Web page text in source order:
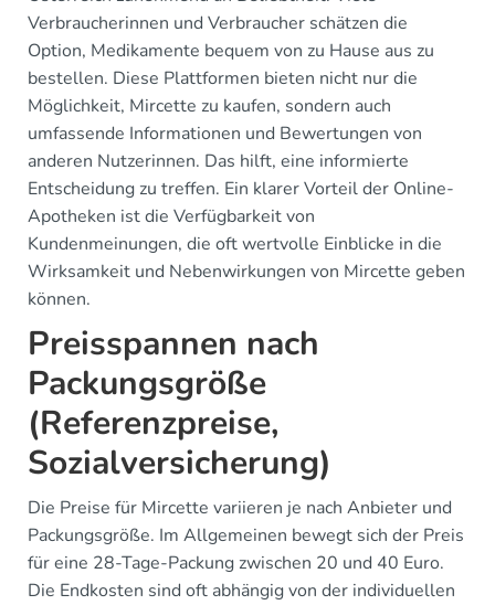
Verbraucherinnen und Verbraucher schätzen die
Option, Medikamente bequem von zu Hause aus zu
bestellen. Diese Plattformen bieten nicht nur die
Möglichkeit, Mircette zu kaufen, sondern auch
umfassende Informationen und Bewertungen von
anderen Nutzerinnen. Das hilft, eine informierte
Entscheidung zu treffen. Ein klarer Vorteil der Online-
Apotheken ist die Verfügbarkeit von
Kundenmeinungen, die oft wertvolle Einblicke in die
Wirksamkeit und Nebenwirkungen von Mircette geben
können.
Preisspannen nach
Packungsgröße
(Referenzpreise,
Sozialversicherung)
Die Preise für Mircette variieren je nach Anbieter und
Packungsgröße. Im Allgemeinen bewegt sich der Preis
für eine 28-Tage-Packung zwischen 20 und 40 Euro.
Die Endkosten sind oft abhängig von der individuellen